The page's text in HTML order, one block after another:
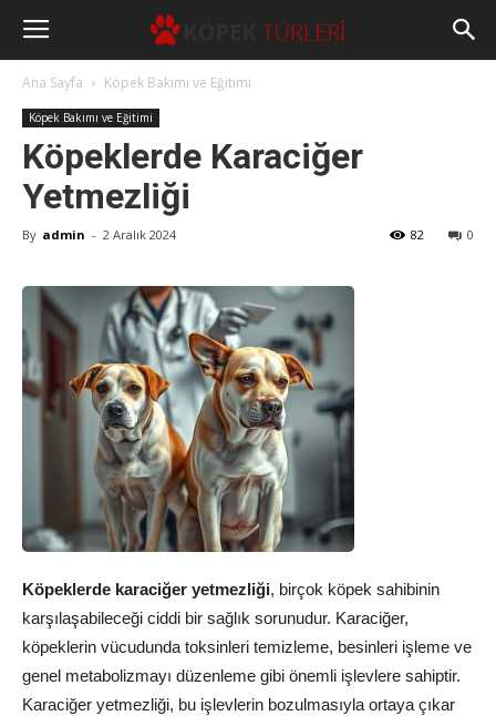
Ana Sayfa Köpek Bakımı ve Eğitimi
Köpek Bakımı ve Eğitimi
Köpeklerde Karaciğer
Yetmezliği
By admin - 2 Aralık 2024 0
82
Köpeklerde karaciğer yetmezliği, birçok köpek sahibinin
karşılaşabileceği ciddi bir sağlık sorunudur. Karaciğer,
köpeklerin vücudunda toksinleri temizleme, besinleri işleme ve
genel metabolizmayı düzenleme gibi önemli işlevlere sahiptir.
Karaciğer yetmezliği, bu işlevlerin bozulmasıyla ortaya çıkar